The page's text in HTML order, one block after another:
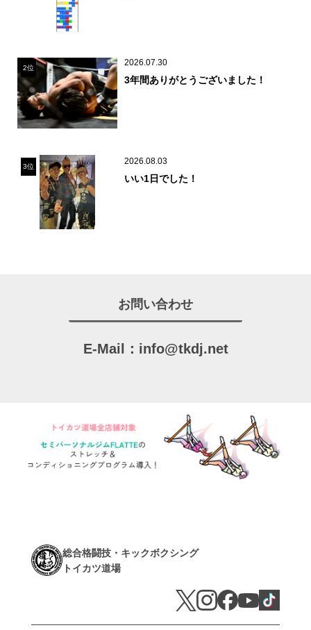
2位
2026.07.30
3年間ありがとうございました！
3位
2026.08.03
いい1日でした！
お問い合わせ
E-Mail： info@tkdj.net
総合格闘技・キックボクシング
トイカツ道場